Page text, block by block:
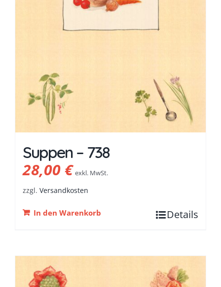
Suppen – 738
28,00€ exkl. MwSt.
zzgl. Versandkosten
In den Warenkorb Details